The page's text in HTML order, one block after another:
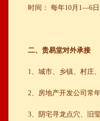
时间： 每年10月1—6
二、贵易堂对外承接
1、城市、乡镇、村庄
2、房地产开发公司常
3、阴宅寻龙点穴、旧莹